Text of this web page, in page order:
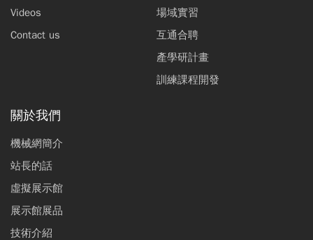
Videos
Contact us
場域實習
互通合聘
產學研計畫
訓練課程開發
關於我們
機械網簡介
站長的話
虛擬展示館
展示館展品
技術介紹